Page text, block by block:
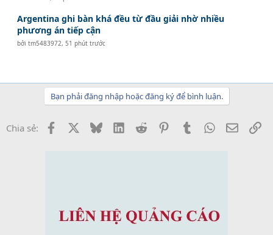
Argentina ghi bàn khá đều từ đầu giải nhờ nhiều
phương án tiếp cận
bởitm5483972, 51 phút trước
Bạn phải đăng nhập hoặc đăng ký để bình luận.
Chia sẻ: Facebook BlueskyLinkedInReddit PinterestTumblrWhatsApp
Email